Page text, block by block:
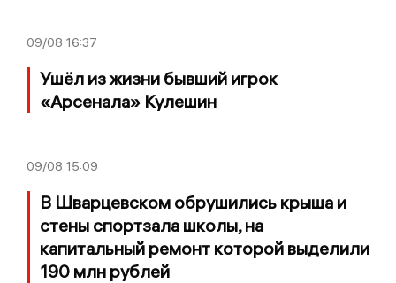
09/08 16:37
Ушёл из жизни бывший игрок
«Арсенала» Кулешин
09/08 15:09
В Шварцевском обрушились крыша и
стены спортзала школы, на
капитальный ремонт которой выделили
190 млн рублей